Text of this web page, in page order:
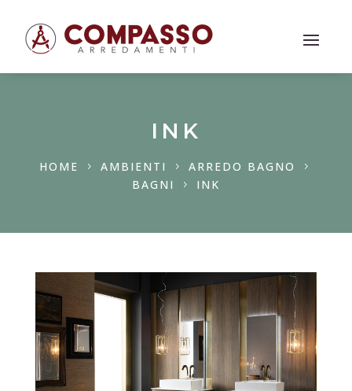
INK
HOME 5 AMBIENTI 5 ARREDO BAGNO 5
BAGNI 5 INK